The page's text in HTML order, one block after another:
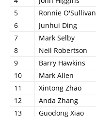
5
Ronnie O'Sullivan
6
Junhui Ding
7
Mark Selby
8
Neil Robertson
9
Barry Hawkins
10
Mark Allen
11
Xintong Zhao
12
Anda Zhang
13
Guodong Xiao